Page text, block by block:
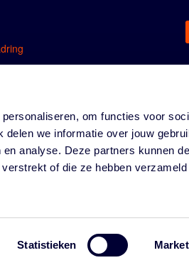
om functies voor
we informatie over jouw
analyse. Deze partners kunnen
of die ze hebben
Statistieken